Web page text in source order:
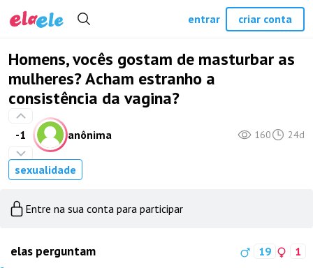
Homens, vocês gostam de masturbar as
mulheres? Acham estranho a
consistência da vagina?
-1 anônima 160 24d
sexualidade
Entre na sua conta para participar
elas perguntam 19 1
entrar criar conta